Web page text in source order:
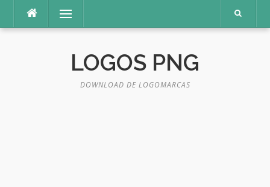
o
Menu
LOGOS PNG
DOWNLOAD DE LOGOMARCAS